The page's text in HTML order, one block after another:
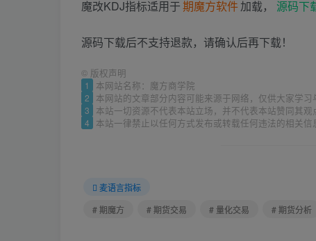
魔改KDJ指标适用于期魔方软件加载， 源码下
源码下载后不支持退款，请确认后再下载！
© 版权声明
1 本网站名称：魔方商学院
2 本网站的文章部分内容可能来源于网络，仅供大家学
3 本站一切资源不代表本站立场，并不代表本站赞同其
4
本站一律禁止以任何方式发布或转载任何违法的相关
麦语言指标
# 期魔方
# 期货交易 # 量化交易 # 期货分析